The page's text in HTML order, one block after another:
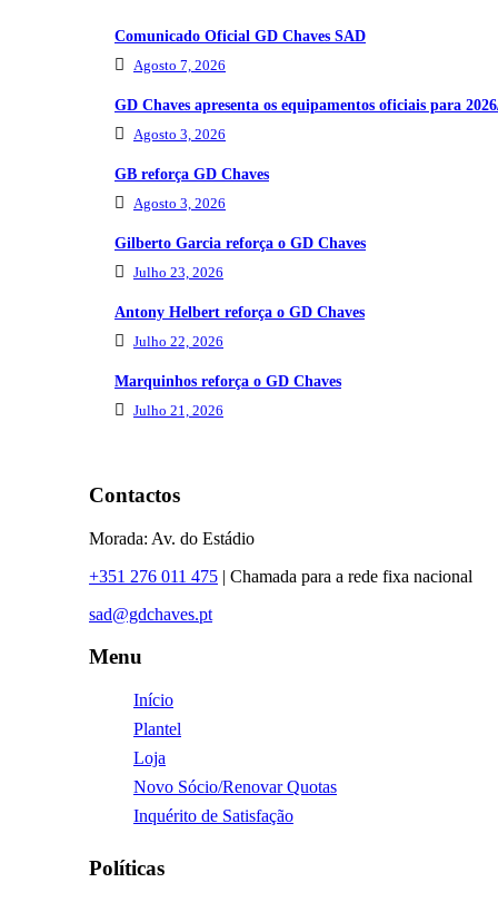
Comunicado Oficial GD Chaves SAD
Agosto 7, 2026
GD Chaves apresenta os equipamentos oficiais para
Agosto 3, 2026
GB reforça GD Chaves
Agosto 3, 2026
Gilberto Garcia reforça o GD Chaves
Julho 23, 2026
Antony Helbert reforça o GD Chaves
Julho 22, 2026
Marquinhos reforça o GD Chaves
Julho 21, 2026
Contactos
Morada: Av. do Estádio
+351 276 011 475 | Chamada para a rede fixa nacional
sad@gdchaves.pt
Menu
Início
Plantel
Loja
Novo Sócio/Renovar Quotas
Inquérito de Satisfação
Políticas